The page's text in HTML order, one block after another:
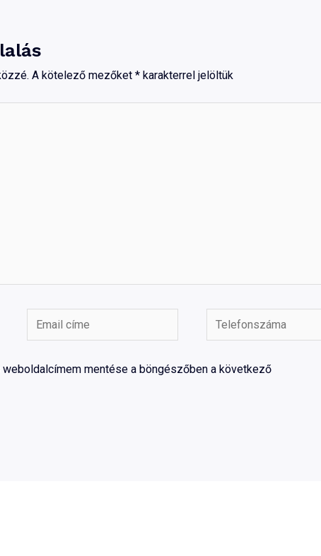
A kötelező mezőket * karakterrel jelöltük
Email
címe
Telefonszáma
mentése a böngészőben a következő